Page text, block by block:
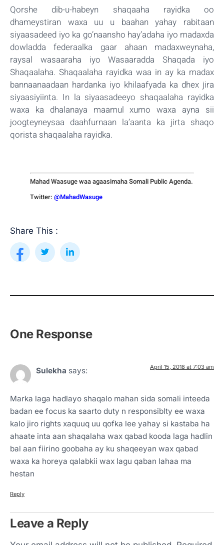
Qorshe dib-u-habeyn shaqaaha rayidka oo
dhameystiran waxa uu u baahan yahay rabitaan
siyaasadeed iyo ka go’naansho hay’adaha iyo madaxda
dowladda federaalka gaar ahaan madaxweynaha,
raysal wasaaraha iyo Wasaaradda Shaqada iyo
Shaqaalaha. Shaqaalaha rayidka waa in ay ka madax
bannaanaadaan hardanka iyo khilaafyada ka dhex jira
siyaasiyiinta. In la siyaasadeeyo shaqaalaha rayidka
waxa ka dhalanaya maamul xumo waxa ayna sii
joogteyneysaa daahfurnaan la’aanta ka jirta shaqo
qorista shaqaalaha rayidka.
Mahad Waasuge waa agaasimaha Somali Public Agenda.
Twitter: @MahadWasuge
Share This :
One Response
Sulekha says: April 15, 2018 at 7:03 am
Marka laga hadlayo shaqalo mahan sida somali inteeda
badan ee focus ka saarto duty n responsiblty ee waxa
kalo jiro rights xaquuq uu qofka lee yahay si kastaba ha
ahaate inta aan shaqalaha wax qabad kooda laga hadlin
bal aan fiirino goobaha ay ku shaqeeyan wax qabad
waxa ka horeya qalabkii wax lagu qaban lahaa ma
hestan
Reply
Leave a Reply